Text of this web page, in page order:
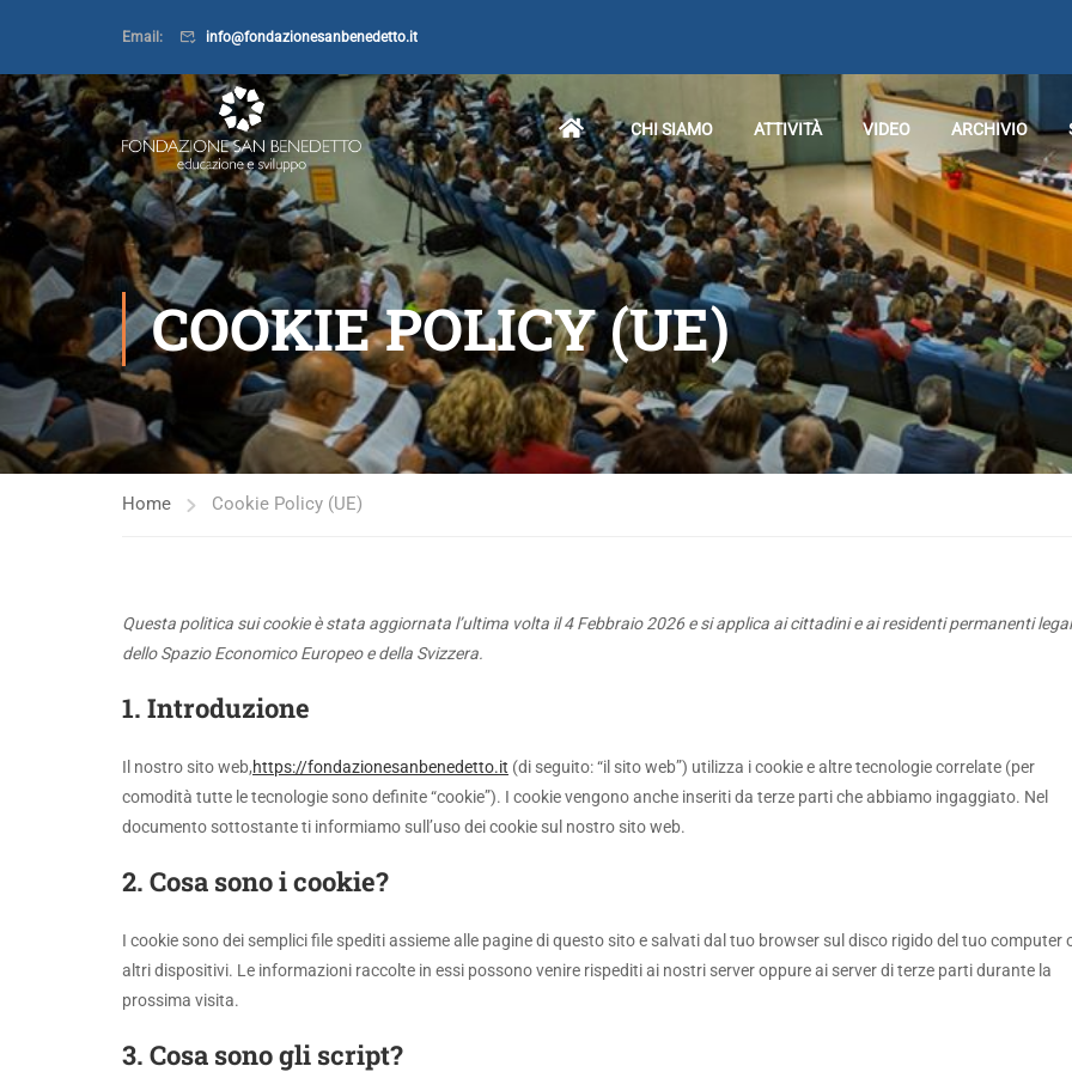
Email: info@fondazionesanbenedetto.it
CHI SIAMO ATTIVITÀ VIDEO ARCHIVIO
COOKIE POLICY (UE)
Home Cookie Policy (UE)
Questa politica sui cookie è stata aggiornata l’ultima volta il 4 Febbraio 2026 e si applica ai cittadini e ai residenti permanenti
dello Spazio Economico Europeo e della Svizzera.
1. Introduzione
Il nostro sito web,https://fondazionesanbenedetto.it (di seguito: “il sito web”) utilizza i cookie e altre tecnologie correlate (per
comodità tutte le tecnologie sono definite “cookie”). I cookie vengono anche inseriti da terze parti che abbiamo ingaggiato. Nel
documento sottostante ti informiamo sull’uso dei cookie sul nostro sito web.
2. Cosa sono i cookie?
I cookie sono dei semplici file spediti assieme alle pagine di questo sito e salvati dal tuo browser sul disco rigido del tuo computer
altri dispositivi. Le informazioni raccolte in essi possono venire rispediti ai nostri server oppure ai server di terze parti durante la
prossima visita.
3. Cosa sono gli script?